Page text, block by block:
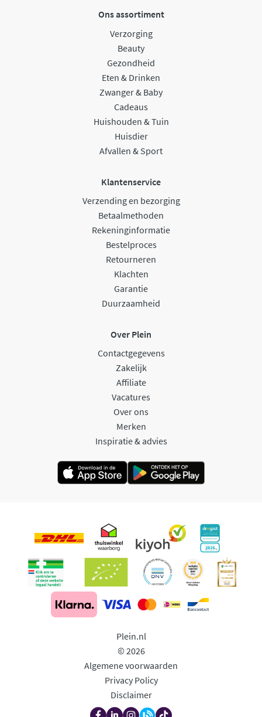
Ons assortiment
Verzorging
Beauty
Gezondheid
Eten & Drinken
Zwanger & Baby
Cadeaus
Huishouden & Tuin
Huisdier
Afvallen & Sport
Klantenservice
Verzending en bezorging
Betaalmethoden
Rekeninginformatie
Bestelproces
Retourneren
Klachten
Garantie
Duurzaamheid
Over Plein
Contactgegevens
Zakelijk
Affiliate
Vacatures
Over ons
Merken
Inspiratie & advies
Plein.nl
© 2026
Algemene voorwaarden
Privacy Policy
Disclaimer